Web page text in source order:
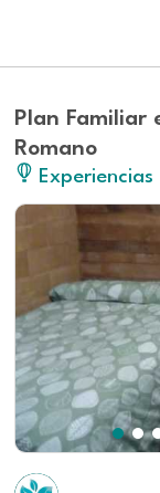
Plan Familiar
Romano
Experiencias